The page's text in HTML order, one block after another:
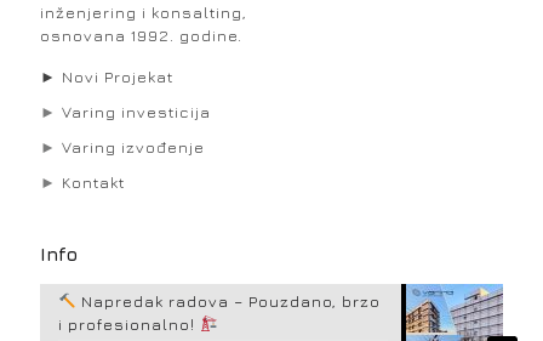
inženjering i konsalting,
osnovana 1992. godine.
► Novi Projekat
► Varing investicija
► Varing izvođenje
► Kontakt
Info
Napredak radova – Pouzdano, brzo
i profesionalno!